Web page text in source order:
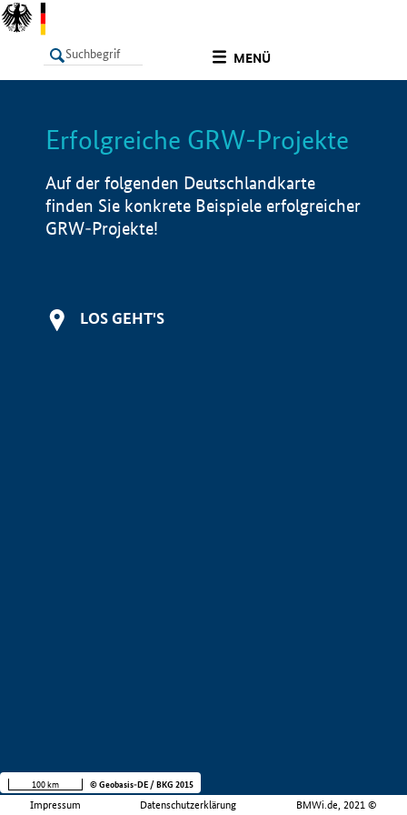
MENÜ
LISTE Info
Erfolgreiche GRW-Projekte
Auf der folgenden Deutschlandkarte
finden Sie konkrete Beispiele erfolgreicher
GRW-Projekte!
LOS GEHT'S
Impressum Datenschutzerklärung BMWi.de, 2021 ©
100 km © Geobasis-DE / BKG 2015